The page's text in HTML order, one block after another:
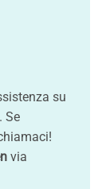
su
Se
via